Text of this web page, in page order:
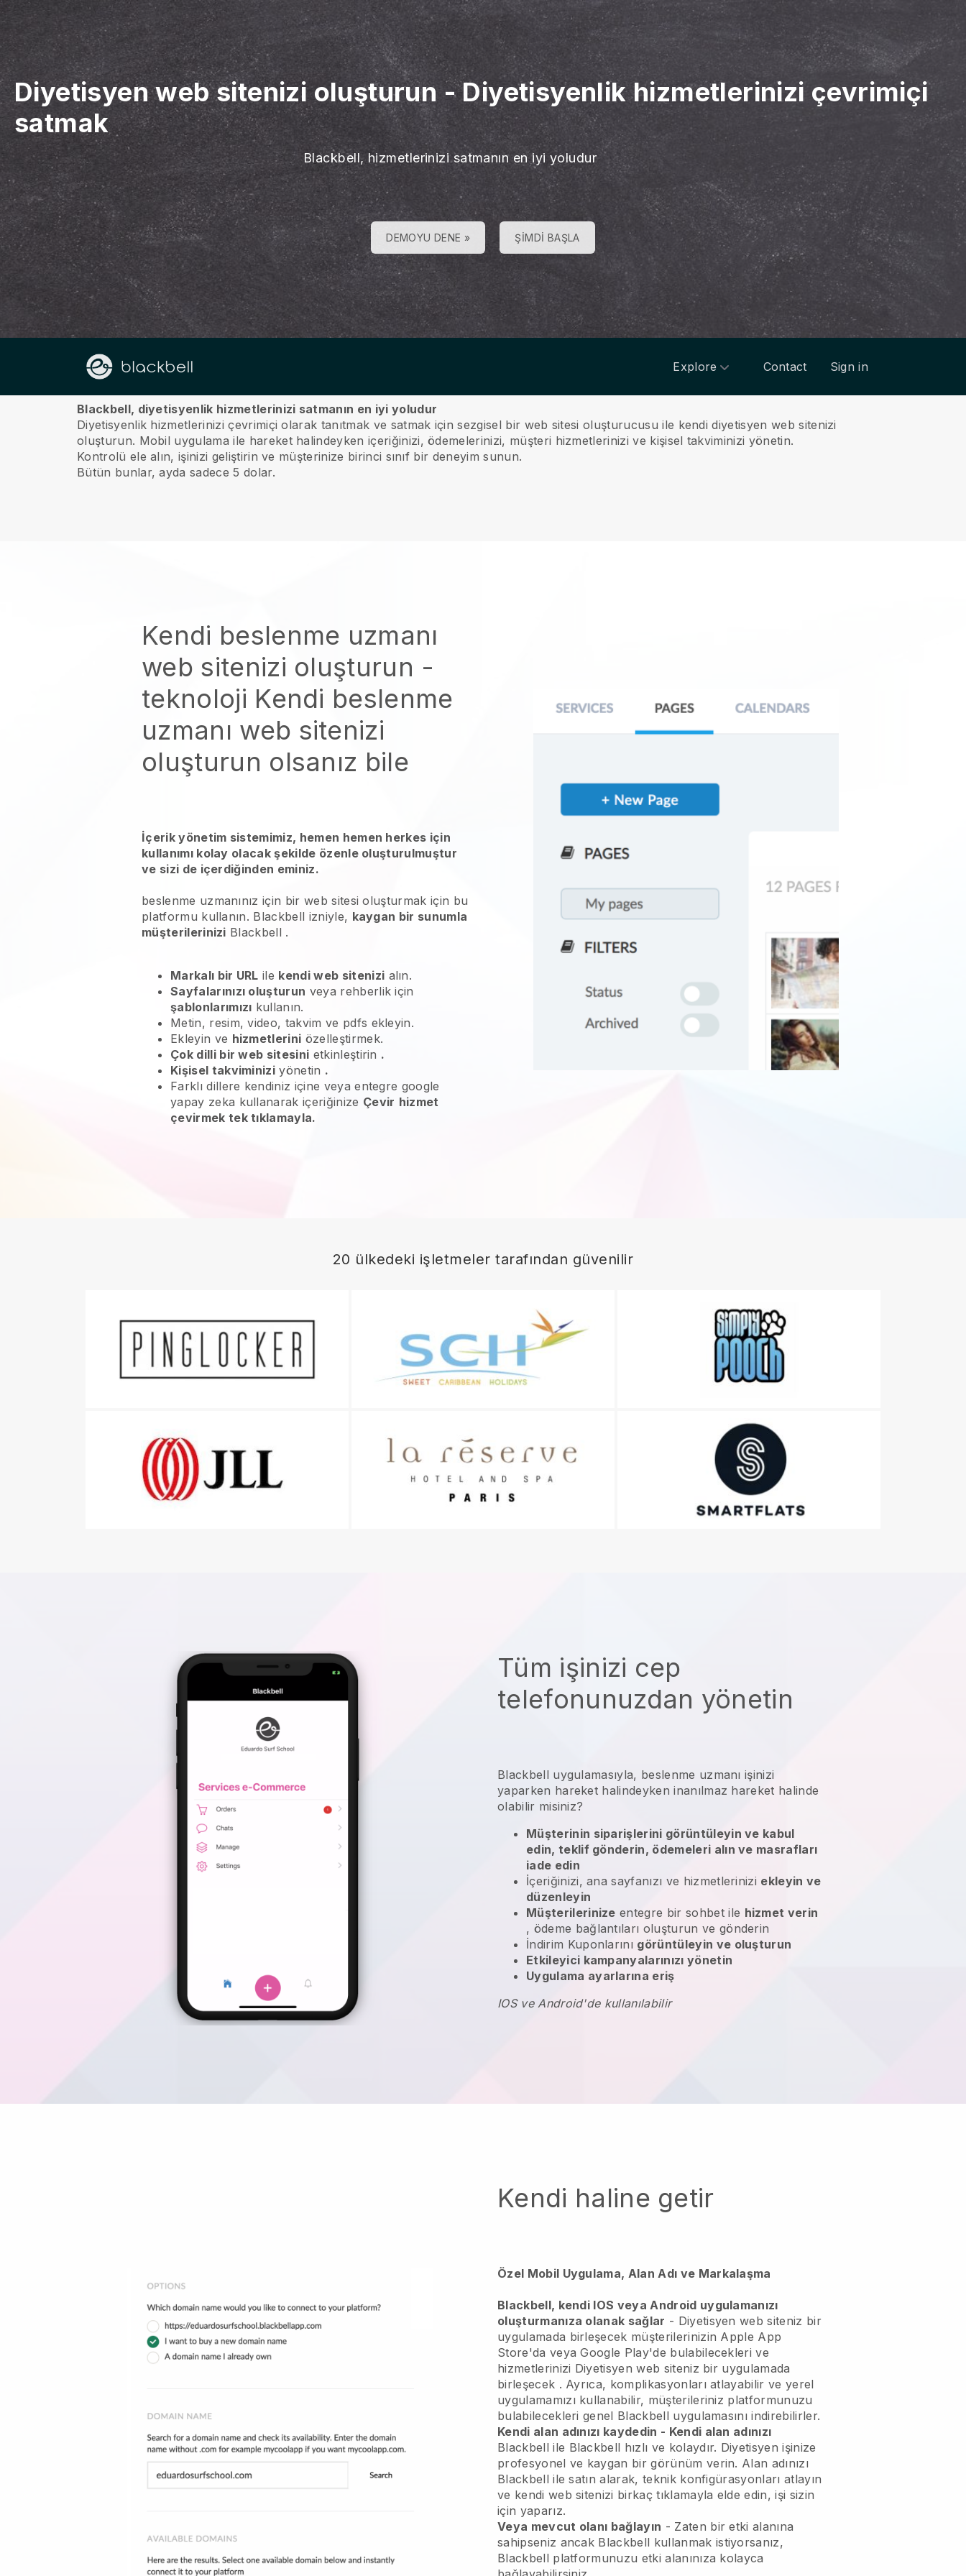
Diyetisyen web sitenizi oluşturun-Diyetisyenlik hizmetlerinizi çevrimiçi
satmak
Blackbell, hizmetlerinizi satmanın en iyi yoludur
DEMOYU DENE » ŞIMDI BAŞLA
Explore Contact Sign in
Hakkımızda
Blackbell, diyetisyenlik hizmetlerinizi satmanın en iyi yoludur
Diyetisyenlik hizmetlerinizi çevrimiçi olarak tanıtmak ve satmak için sezgisel bir web sitesi oluşturucusu ile kendi diyetisyen web sitenizi
oluşturun. Mobil uygulama ile hareket halindeyken içeriğinizi, ödemelerinizi, müşteri hizmetlerinizi ve kişisel takviminizi yönetin.
Kontrolü ele alın, işinizi geliştirin ve müşterinize birinci sınıf bir deneyim sunun.
Bütün bunlar, ayda sadece 5 dolar.
Kendi beslenme uzmanı
web sitenizi oluşturun -
teknoloji Kendi beslenme
uzmanı web sitenizi
oluşturun olsanız bile
İçerik yönetim sistemimiz, hemen hemen herkes için
kullanımı kolay olacak şekilde özenle oluşturulmuştur
ve sizi de içerdiğinden eminiz.
beslenme uzmanınız için bir web sitesi oluşturmak için bu
platformu kullanın. Blackbell izniyle, kaygan bir sunumla
müşterilerinizi Blackbell .
Markalı bir URL ile kendi web sitenizi alın.
Sayfalarınızı oluşturun veya rehberlik için
şablonlarımızı kullanın.
Metin, resim, video, takvim ve pdfs ekleyin.
Ekleyin ve hizmetlerini özelleştirmek.
Çok dilli bir web sitesini etkinleştirin .
Kişisel takviminizi yönetin .
Farklı dillere kendiniz içine veya entegre google
yapay zeka kullanarak içeriğinize Çevir hizmet
çevirmek tek tıklamayla.
20 ülkedeki işletmeler tarafından güvenilir
Tüm işinizi cep
telefonunuzdan yönetin
Blackbell uygulamasıyla, beslenme uzmanı işinizi
yaparken hareket halindeyken inanılmaz hareket halinde
olabilir misiniz?
Müşterinin siparişlerini görüntüleyin ve kabul
edin, teklif gönderin, ödemeleri alın ve masrafları
iade edin
İçeriğinizi, ana sayfanızı ve hizmetlerinizi ekleyin ve
düzenleyin
Müşterilerinize entegre bir sohbet ile hizmet verin
, ödeme bağlantıları oluşturun ve gönderin
İndirim Kuponlarını görüntüleyin ve oluşturun
Etkileyici kampanyalarınızı yönetin
Uygulama ayarlarına eriş
IOS ve Android'de kullanılabilir
Kendi haline getir
Özel Mobil Uygulama, Alan Adı ve Markalaşma
Blackbell, kendi IOS veya Android uygulamanızı
oluşturmanıza olanak sağlar - Diyetisyen web siteniz bir
uygulamada birleşecek müşterilerinizin Apple App
Store'da veya Google Play'de bulabilecekleri ve
hizmetlerinizi Diyetisyen web siteniz bir uygulamada
birleşecek . Ayrıca, komplikasyonları atlayabilir ve yerel
uygulamamızı kullanabilir, müşterileriniz platformunuzu
bulabilecekleri genel Blackbell uygulamasını indirebilirler.
Kendi alan adınızı kaydedin - Kendi alan adınızı
Blackbell ile Blackbell hızlı ve kolaydır. Diyetisyen işinize
profesyonel ve kaygan bir görünüm verin. Alan adınızı
Blackbell ile satın alarak, teknik konfigürasyonları atlayın
ve kendi web sitenizi birkaç tıklamayla elde edin, işi sizin
için yaparız.
Veya mevcut olanı bağlayın - Zaten bir etki alanına
sahipseniz ancak Blackbell kullanmak istiyorsanız,
Blackbell platformunuzu etki alanınıza kolayca